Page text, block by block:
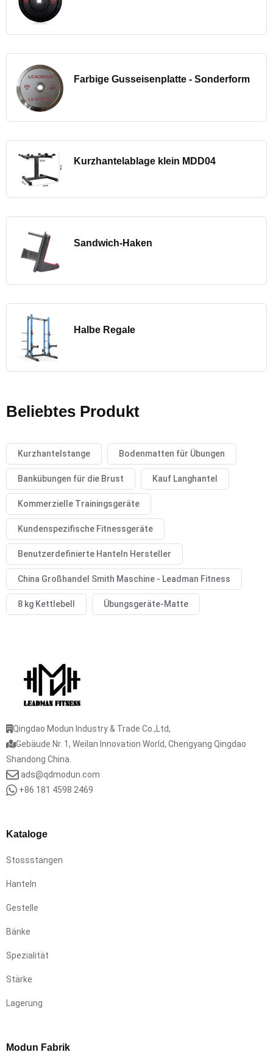
Farbige Gusseisenplatte - Sonderform
Kurzhantelablage klein MDD04
Sandwich-Haken
Halbe Regale
Beliebtes Produkt
Kurzhantelstange Bodenmatten für Übungen
Bankübungen für die Brust Kauf Langhantel
Kommerzielle Trainingsgeräte
Kundenspezifische Fitnessgeräte
Benutzerdefinierte Hanteln Hersteller
China Großhandel Smith Maschine - Leadman Fitness
8 kg Kettlebell Übungsgeräte-Matte
Qingdao Modun Industry & Trade Co.,Ltd,
Gebäude Nr. 1, Weilan Innovation World, Chengyang Qingdao
Shandong China.
ads@qdmodun.com
+86 181 4598 2469
Kataloge
Stossstangen
Hanteln
Gestelle
Bänke
Spezialität
Stärke
Lagerung
Modun Fabrik